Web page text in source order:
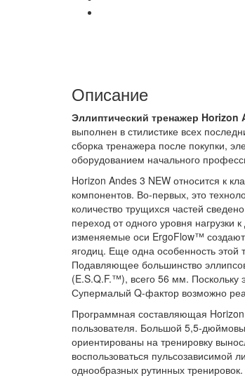
Описание
Эллиптический тренажер Horizon
выполнен в стилистике всех
сборка тренажера после покупки,
оборудованием начального
Horizon Andes 3 NEW относится к
компонентов. Во-первых, это
количество трущихся частей
переход от одного уровня
изменяемые оси ErgoFlow™
ягодиц. Еще одна особенность этой
Подавляющее большинство
(E.S.Q.F.™), всего 56 мм. Поскольку
Супермалый Q-фактор возможно
Программная составляющая
пользователя. Большой 5,5-
ориентированы на тренировку
воспользоваться пульсозависимой
однообразных рутинных тренировок.